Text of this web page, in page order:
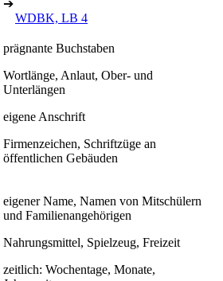
➔
WDBK, LB 4
prägnante Buchstaben
Wortlänge, Anlaut, Ober- und
Unterlängen
eigene Anschrift
Firmenzeichen, Schriftzüge an
öffentlichen Gebäuden
eigener Name, Namen von Mitschülern
und Familienangehörigen
Nahrungsmittel, Spielzeug, Freizeit
zeitlich: Wochentage, Monate,